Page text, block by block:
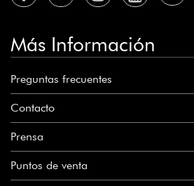
Más Información
Preguntas frecuentes
Contacto
Prensa
Puntos de venta